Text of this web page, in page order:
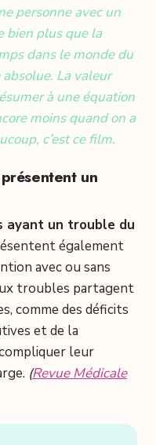
personne avec un
bien plus que la
dans le monde du
La valeur
à une équation
moins quand on a
c’est ce film.
un
ayant un trouble du
également
avec ou sans
troubles partagent
comme des déficits
et de la
leur
(Revue Médicale